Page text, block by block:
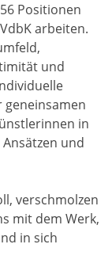
Positionen
arbeiten.
und
geneinsamen
in
und
verschmolzen
mit dem Werk,
in sich